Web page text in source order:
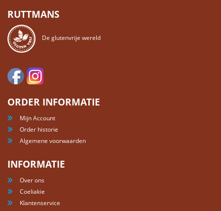
RUTTMANS
De glutenvrije wereld
ORDER INFORMATIE
Mijn Account
Order historie
Algemene voorwaarden
INFORMATIE
Over ons
Coeliakie
Klantenservice